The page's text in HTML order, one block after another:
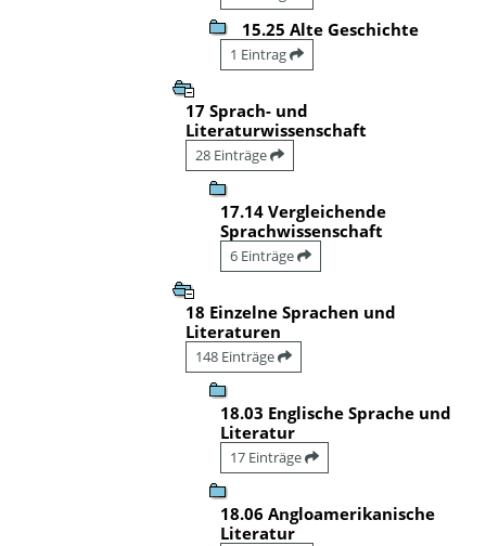
15.25 Alte Geschichte
1 Eintrag
17 Sprach- und
Literaturwissenschaft
28 Einträge
17.14 Vergleichende
Sprachwissenschaft
6 Einträge
18 Einzelne Sprachen und
Literaturen
148 Einträge
18.03 Englische Sprache und
Literatur
17 Einträge
18.06 Angloamerikanische
Literatur